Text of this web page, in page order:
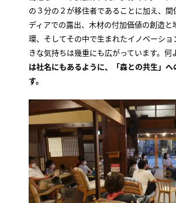
の３分の２が移住者であることに加え、関
ディアでの露出、木材の付加価値の創造と
環、そしてその中で生まれたイノベーショ
きな気持ちは幾重にも広がっています。何
は社名にもあるように、「森との共生」へ
す。